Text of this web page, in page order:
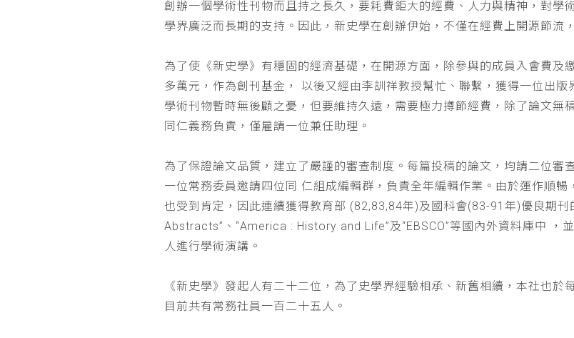
創辦一個學術性刊物而且持之長久，要耗費鉅大的經費、人力與精神，對學
學界廣泛而長期的支持。因此，新史學在創辦伊始，不僅在經費上開源節流
為了使《新史學》有穩固的經濟基礎，在開源方面，除參與的成員入會費
多萬元，作為創刊基金， 以後又經由李訓祥教授幫忙、聯繫，獲得一位出
學術刊物暫時無後顧之憂，但要維持久遠，需要極力撙節經費，除了論文
同仁義務負責，僅雇請一位兼任助理。
為了保證論文品質，建立了嚴謹的審查制度。每篇投稿的論文，均請二位
一位常務委員邀請四位同 仁組成編輯群，負責全年編輯作業。由於運作順
也受到肯定，因此連續獲得教育部 (82,83,84年)及國科會(83-91年)優良期
Abstracts”、“America : History and Life”及“EBSCO”等國內外資料庫中 ，
人進行學術演講。
《新史學》發起人有二十二位，為了史學界經驗相承、新舊相續，本社也
目前共有常務社員一百二十五人。